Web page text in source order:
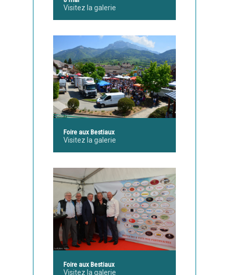
Visitez la galerie
Foire aux Bestiaux
Visitez la galerie
Foire aux Bestiaux
Visitez la galerie